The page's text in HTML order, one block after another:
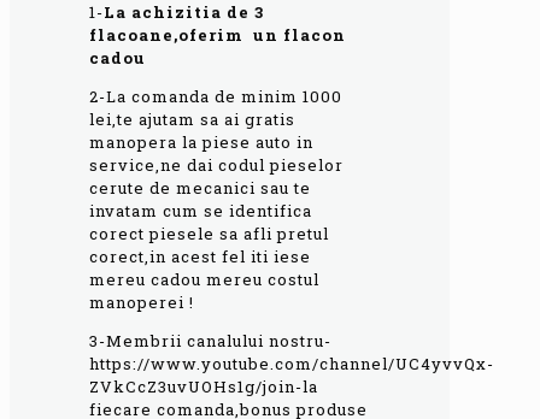
1-La achizitia de 3
flacoane,oferim un flacon
cadou
2-La comanda de minim 1000
lei,te ajutam sa ai gratis
manopera la piese auto in
service,ne dai codul pieselor
cerute de mecanici sau te
invatam cum se identifica
corect piesele sa afli pretul
corect,in acest fel iti iese
mereu cadou mereu costul
manoperei !
3-Membrii canalului nostru-
https://www.youtube.com/channel/UC4yvvQx-
ZVkCcZ3uvUOHs1g/join-la
fiecare comanda,bonus produse